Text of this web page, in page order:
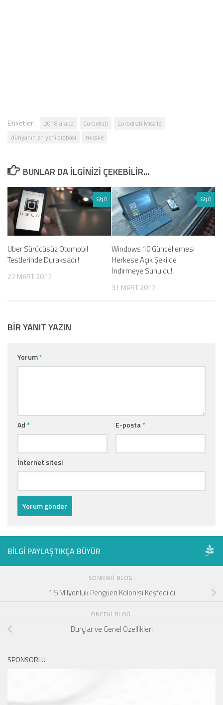
Etiketler: 2018 araba Corbellati
Corbellati Missile
dünyanın en yeni arabası
missile
BUNLAR DA ILGINIZI ÇEKEBILIR...
0
Uber Sürücüsüz Otomobil
Testlerinde Duraksadı !
27 MART 2017
0
Windows 10 Güncellemesi
Herkese Açık Şekilde
İndirmeye Sunuldu!
31 MART 2017
BIR YANIT YAZIN
Yorum*
Ad* E-posta*
İnternet sitesi
BILGI PAYLAŞTIKÇA BÜYÜR
SONRAKI BLOG
1.5 Milyonluk Penguen Kolonisi Keşfedildi
ÖNCEKI BLOG
Burçlar ve Genel Özellikleri
SPONSORLU